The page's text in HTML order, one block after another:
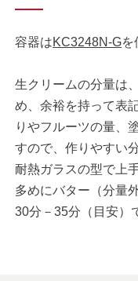
容器はKC3248N-Gを
生クリームの分量は
め、余裕を持って表
りやフルーツの量、
すので、作りやすい
耐熱ガラスの型で上
多めにバター（分量
30分－35分（目安）